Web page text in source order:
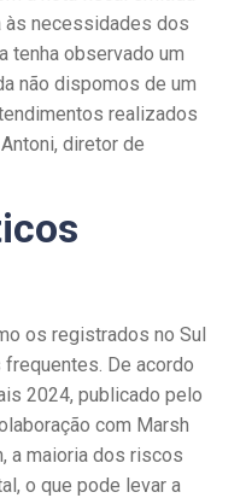
às necessidades dos
tenha observado um
não dispomos de um
realizados
diretor de
os registrados no Sul
De acordo
2024, publicado pelo
com Marsh
a maioria dos riscos
o que pode levar a